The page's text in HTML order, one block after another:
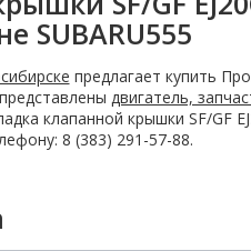
SUBARU555
предлагает купить
двигатель,
клапанной крышки SF/GF
8 (383) 291-57-88.